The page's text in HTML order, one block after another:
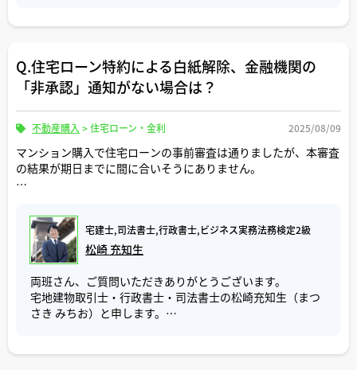
い方でも申し込みすることができますので、審査基準は緩
めです。
べるようでしたら、金融機関系列の保証会社の住宅ローン
を選択した方が費用対効果として良いかもしれません。
・借換前後の金利差が0.3％以上あること
・返済期間が10年以上残っていること
・残債が1000万円以上あること
借換えの諸費用は、保証料、事務手数料、抵当権抹消・設
定の登記費用等があり、予算として100万円ほど必要にな
ってきます。
借換えの効果はあると考えます。
します。
令和６年４月１日から相続登記の義務化が始まったことに
より、相続人は、不動産を相続で取得したことを知った日
や遺産分割から３年以内に、相続登記をすることが法律上
の義務になりました。（不動産登記法第76条の2）
正当な理由がないのに相続登記をしない場合、１０万円以
下の過料が科される可能性があります。
関するQ&Aで、具体例を挙げています。
要約すると以下の通りです。
の確定に多くの時間を要する場合
(2) 遺言の有効性や遺産の範囲等が相続人等の間で争われ
ている場合
な方がいる場合
Q.住宅ローン特約による白紙解除、金融機関の
「非承認」通知がない場合は？
不動産購入 >住宅ローン・金利 2025/08/09
マンション購入で住宅ローンの事前審査は通りましたが、本審査
の結果が期日までに間に合いそうにありません。
明確な「否決」の通知がない場合でも、解除は認められるのでし
ょうか。売主から「買主の努力不足だ」と主張され、違約金を請
求されるリスクはありますか。
このようなケースでの交渉の進め方や、宅建士さんの今までのご
経験を踏まえての実務上の対応などを伺いたいです。よろしくお
願いします。
宅建士,司法書士,行政書士,ビジネス実務法務検定2級
松崎 充知生
両班さん、ご質問いただきありがとうございます。
宅地建物取引士・行政書士・司法書士の松崎充知生（まつ
さき みちお）と申します。